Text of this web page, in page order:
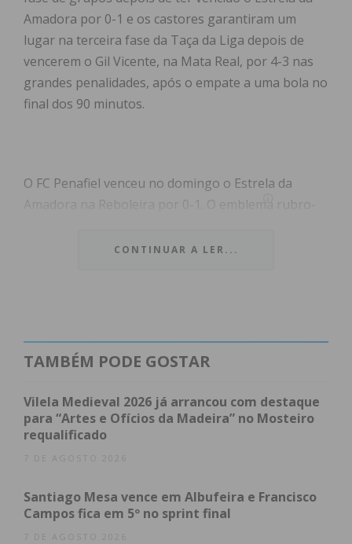
Amadora por 0-1 e os castores garantiram um
lugar na terceira fase da Taça da Liga depois de
vencerem o Gil Vicente, na Mata Real, por 4-3 nas
grandes penalidades, após o empate a uma bola no
final dos 90 minutos.
O FC Penafiel venceu no domingo o Estrela da
Amadora na Reboleira por 0-1. O emblema rubro-
tendo mais posse de bola a acercando-se mais da
com peso e medida. Roberto, avançado experiente,
primeira, numa finalização nada fácil fez o único
golo da partida.
Até ao final do primeiro tempo a equipa da
colocou a bola dentro da baliza de Caio Secco, mas
o golo foi invalidado por fora de jogo.
CONTINUAR A LER...
TAMBÉM PODE GOSTAR
Vilela Medieval 2026 já arrancou com destaque
para “Artes e Ofícios da Madeira” no Mosteiro
requalificado
7 DE AGOSTO 2026
Santiago Mesa vence em Albufeira e Francisco
Campos fica em 5º no sprint final
7 DE AGOSTO 2026